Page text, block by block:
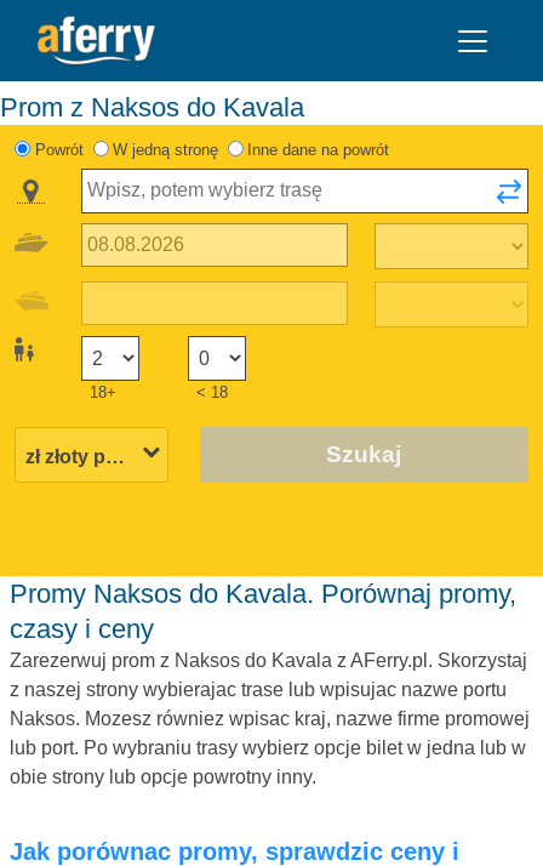
Prom z Naksos do Kavala
Powrót W jedną stronę Inne dane na powrót
18+ < 18
Szukaj
Promy Naksos do Kavala. Porównaj promy,
czasy i ceny
Zarezerwuj prom z Naksos do Kavala z AFerry.pl. Skorzystaj
z naszej strony wybierajac trase lub wpisujac nazwe portu
Naksos. Mozesz równiez wpisac kraj, nazwe firme promowej
lub port. Po wybraniu trasy wybierz opcje bilet w jedna lub w
obie strony lub opcje powrotny inny.
Jak porównac promy, sprawdzic ceny i